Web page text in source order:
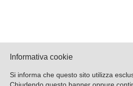
Informativa cookie
Si informa che questo sito utilizza